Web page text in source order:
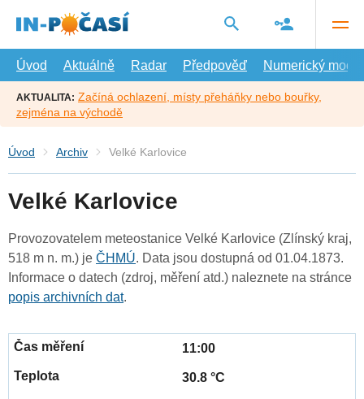
hlavní
Úvod
Aktuálně Radar Předpověď Numerický model
AKTUALITA: Začíná ochlazení, místy přeháňky nebo bouřky,
zejména na východě
Úvod Archiv Velké Karlovice
Velké Karlovice
Provozovatelem meteostanice Velké Karlovice (Zlínský kraj,
518 m n. m.) je ČHMÚ. Data jsou dostupná od 01.04.1873.
Informace o datech (zdroj, měření atd.) naleznete na stránce
popis archivních dat.
11:00
30.8 °C